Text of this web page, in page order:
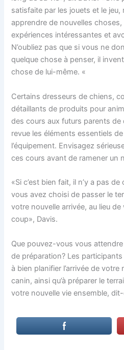
satisfaite par les jouets et le jeu,
apprendre de nouvelles
expériences intéressantes et
N’oubliez pas que si vous ne
quelque chose à penser, il
chose de lui-même. «
Certains dresseurs de chiens,
détaillants de produits pour
des cours aux futurs parents
revue les éléments essentiels
l’équipement. Envisagez
ces cours avant de ramener un
«Si c’est bien fait, il n’y a pas
vous avez choisi de passer le
votre nouvelle arrivée, au lieu
coup», Davis.
Que pouvez-vous vous
de préparation? Les
à bien planifier l’arrivée de
canin, ainsi qu’à préparer le
votre nouvelle vie ensemble, dit-